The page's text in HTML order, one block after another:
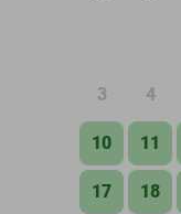
3 4
10 11
17 18